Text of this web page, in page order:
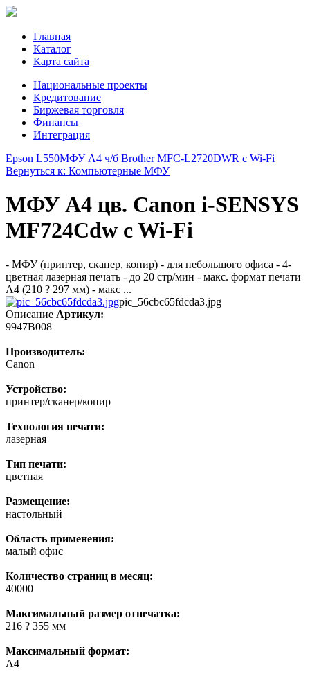
Главная
Каталог
Карта сайта
Национальные проекты
Кредитование
Биржевая торговля
Финансы
Интеграция
Epson L550МФУ A4 ч/б Brother MFC-L2720DWR с Wi-Fi
Вернуться к: Компьютерные МФУ
МФУ А4 цв. Canon i-SENSYS
MF724Cdw c Wi-Fi
- МФУ (принтер, сканер, копир) - для небольшого офиса - 4-
цветная лазерная печать - до 20 стр/мин - макс. формат печати
A4 (210 ? 297 мм) - макс ...
pic_56cbc65fdcda3.jpg
Описание Артикул:
9947B008
Производитель:
Canon
Устройство:
принтер/сканер/копир
Технология печати:
лазерная
Тип печати:
цветная
Размещение:
настольный
Область применения:
малый офис
Количество страниц в месяц:
40000
Максимальный размер отпечатка:
216 ? 355 мм
Максимальный формат:
A4